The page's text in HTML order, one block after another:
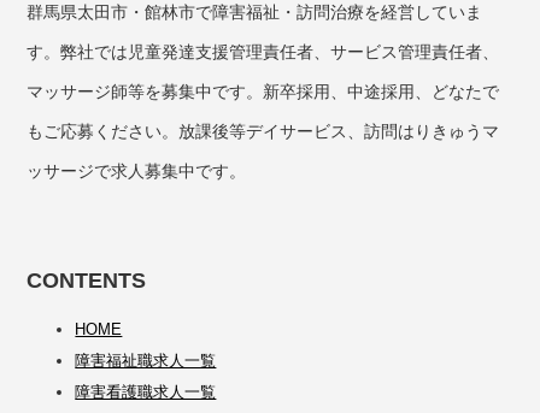
群馬県太田市・館林市で障害福祉・訪問治療を経営していま
す。弊社では児童発達支援管理責任者、サービス管理責任者、
マッサージ師等を募集中です。新卒採用、中途採用、どなたで
もご応募ください。放課後等デイサービス、訪問はりきゅうマ
ッサージで求人募集中です。
CONTENTS
HOME
障害福祉職求人一覧
障害看護職求人一覧